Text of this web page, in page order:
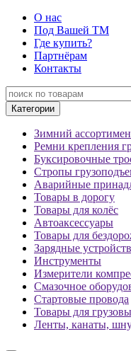
О нас
Под Вашей ТМ
Где купить?
Партнёрам
Контакты
Категории
Зимний
Ремни крепления
Буксировочные
Стропы
Аварийные
Товары в дорогу
Товары для колёс
Автоаксессуары
Товары для
Зарядные
Инструменты
Измерители
Смазочное
Стартовые провода
Товары для
Ленты, канаты,